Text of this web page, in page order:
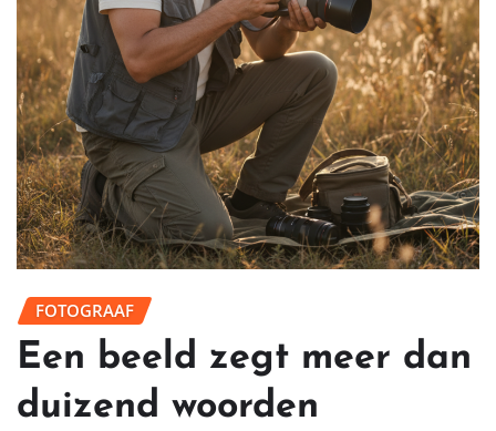
FOTOGRAAF
Een beeld zegt meer dan
duizend woorden